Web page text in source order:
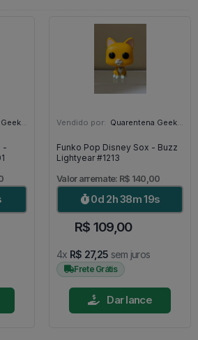
- SP
-
#01
Vendido por: Quarentena Geek Store - SP
Funko Pop Disney Sox - Buzz
Lightyear #1213
Valor arremate: R$ 140,00
0d 2h 38m 17s
R$ 109,00
4x R$ 27,25 sem juros
Frete Grátis
Dar lance